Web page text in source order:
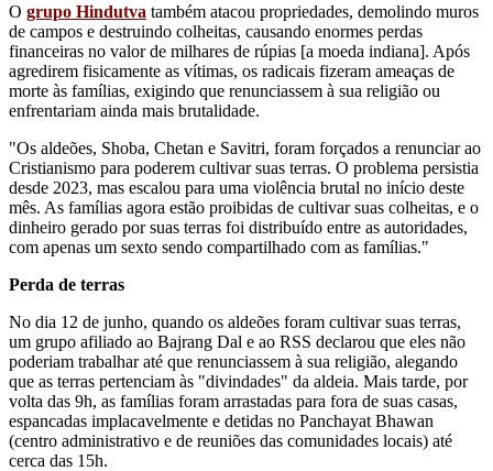
O grupo Hindutva também atacou propriedades, demolindo muros
de campos e destruindo colheitas, causando enormes perdas
financeiras no valor de milhares de rúpias [a moeda indiana]. Após
agredirem fisicamente as vítimas, os radicais fizeram ameaças de
morte às famílias, exigindo que renunciassem à sua religião ou
enfrentariam ainda mais brutalidade.
"Os aldeões, Shoba, Chetan e Savitri, foram forçados a renunciar ao
Cristianismo para poderem cultivar suas terras. O problema persistia
desde 2023, mas escalou para uma violência brutal no início deste
mês. As famílias agora estão proibidas de cultivar suas colheitas, e o
dinheiro gerado por suas terras foi distribuído entre as autoridades,
com apenas um sexto sendo compartilhado com as famílias."
Perda de terras
No dia 12 de junho, quando os aldeões foram cultivar suas terras,
um grupo afiliado ao Bajrang Dal e ao RSS declarou que eles não
poderiam trabalhar até que renunciassem à sua religião, alegando
que as terras pertenciam às "divindades" da aldeia. Mais tarde, por
volta das 9h, as famílias foram arrastadas para fora de suas casas,
espancadas implacavelmente e detidas no Panchayat Bhawan
(centro administrativo e de reuniões das comunidades locais) até
cerca das 15h.